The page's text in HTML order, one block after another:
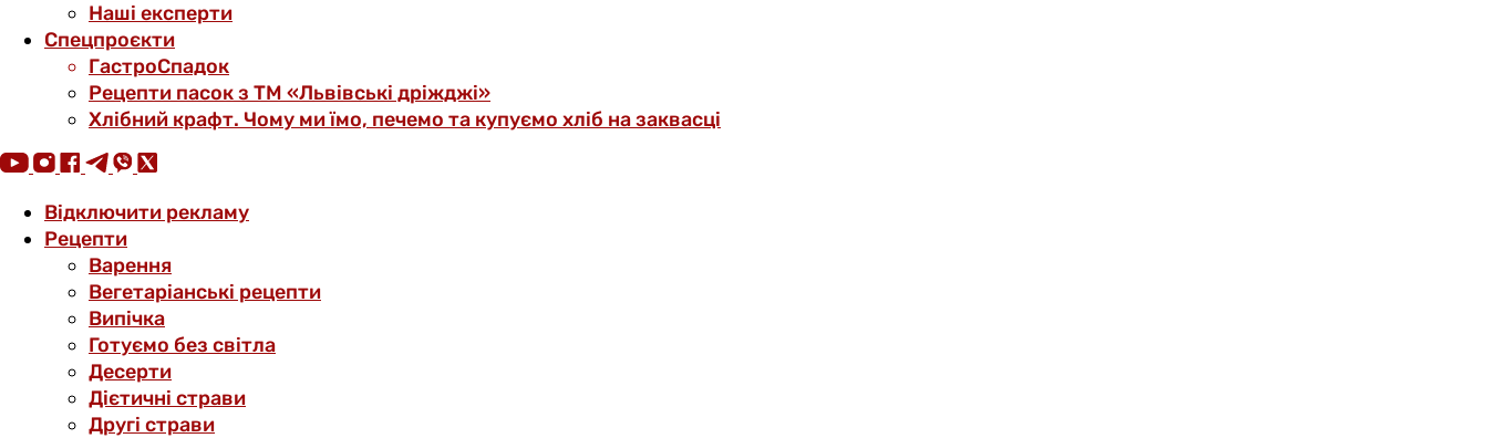
Наші експерти
Спецпроєкти
ГастроСпадок
Рецепти пасок з ТМ «Львівські дріжджі»
Хлібний крафт. Чому ми їмо, печемо та купуємо хліб на заквасці
Відключити рекламу
Рецепти
Варення
Вегетаріанські рецепти
Випічка
Готуємо без світла
Десерти
Дієтичні страви
Другі страви